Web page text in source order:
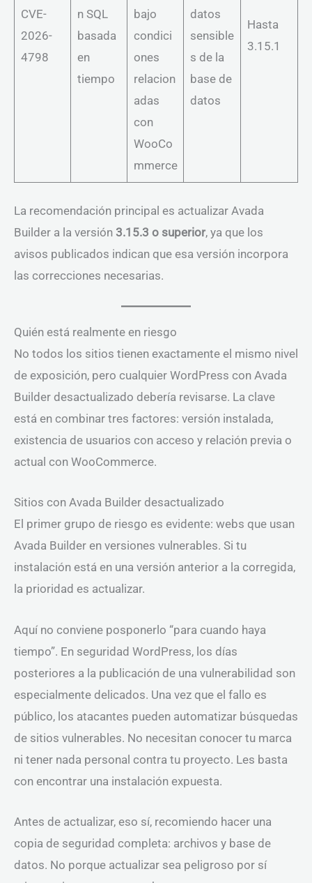
CVE-
2026-
4798
n SQL
basada
en
tiempo
bajo
condici
ones
relacion
adas
con
WooCo
mmerce
datos
sensible
s de la
base de
datos
Hasta
3.15.1
La recomendación principal es actualizar Avada
Builder a la versión 3.15.3 o superior, ya que los
avisos publicados indican que esa versión incorpora
las correcciones necesarias.
Quién está realmente en riesgo
No todos los sitios tienen exactamente el mismo nivel
de exposición, pero cualquier WordPress con Avada
Builder desactualizado debería revisarse. La clave
está en combinar tres factores: versión instalada,
existencia de usuarios con acceso y relación previa o
actual con WooCommerce.
Sitios con Avada Builder desactualizado
El primer grupo de riesgo es evidente: webs que usan
Avada Builder en versiones vulnerables. Si tu
instalación está en una versión anterior a la corregida,
la prioridad es actualizar.
Aquí no conviene posponerlo “para cuando haya
tiempo”. En seguridad WordPress, los días
posteriores a la publicación de una vulnerabilidad son
especialmente delicados. Una vez que el fallo es
público, los atacantes pueden automatizar búsquedas
de sitios vulnerables. No necesitan conocer tu marca
ni tener nada personal contra tu proyecto. Les basta
con encontrar una instalación expuesta.
Antes de actualizar, eso sí, recomiendo hacer una
copia de seguridad completa: archivos y base de
datos. No porque actualizar sea peligroso por sí